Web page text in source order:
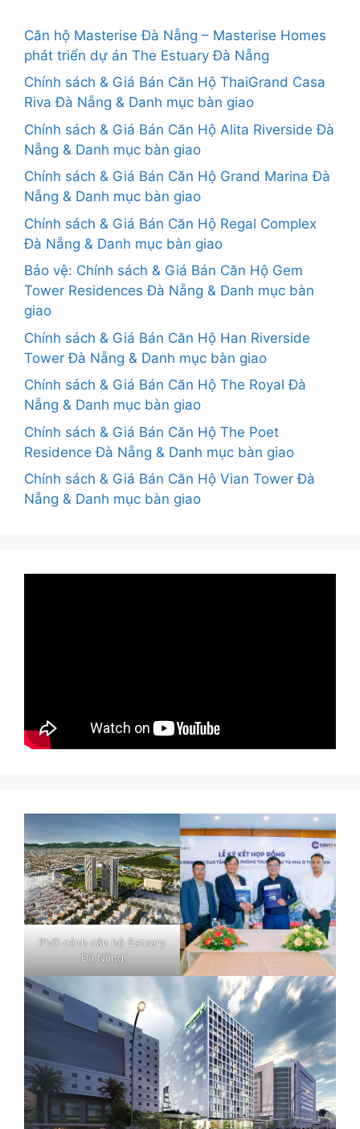
Căn hộ Masterise Đà Nẵng – Masterise Homes
phát triển dự án The Estuary Đà Nẵng
Chính sách & Giá Bán Căn Hộ ThaiGrand Casa
Riva Đà Nẵng & Danh mục bàn giao
Chính sách & Giá Bán Căn Hộ Alita Riverside Đà
Nẵng & Danh mục bàn giao
Chính sách & Giá Bán Căn Hộ Grand Marina Đà
Nẵng & Danh mục bàn giao
Chính sách & Giá Bán Căn Hộ Regal Complex
Đà Nẵng & Danh mục bàn giao
Bảo vệ: Chính sách & Giá Bán Căn Hộ Gem
Tower Residences Đà Nẵng & Danh mục bàn
giao
Chính sách & Giá Bán Căn Hộ Han Riverside
Tower Đà Nẵng & Danh mục bàn giao
Chính sách & Giá Bán Căn Hộ The Royal Đà
Nẵng & Danh mục bàn giao
Chính sách & Giá Bán Căn Hộ The Poet
Residence Đà Nẵng & Danh mục bàn giao
Chính sách & Giá Bán Căn Hộ Vian Tower Đà
Nẵng & Danh mục bàn giao
Phối cảnh căn hộ Estuary
Đà Nẵng